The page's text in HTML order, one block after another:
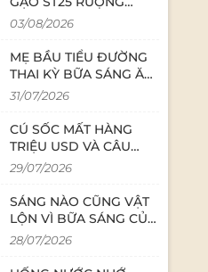
RƯƠI BẢO MINH: SỰ TỬ
NGƯỜI LÀM NGHỀ
03/08/2026
MẸ BẦU TIỂU ĐƯỜNG
THAI KỲ BỮA SÁNG ĂN
GÌ? CÔNG THỨC CHÁO
DƯỠNG
31/07/2026
CÚ SỐC MẤT HÀNG
TRIỆU USD VÀ CÂU
CHUYỆN BÁN GẠO
TRỰC TIẾP LIVESTREAM
29/07/2026
SÁNG NÀO CŨNG VẬT
LỘN VÌ BỮA SÁNG CỦA
CON? MẸ LƯU BÍ
28/07/2026